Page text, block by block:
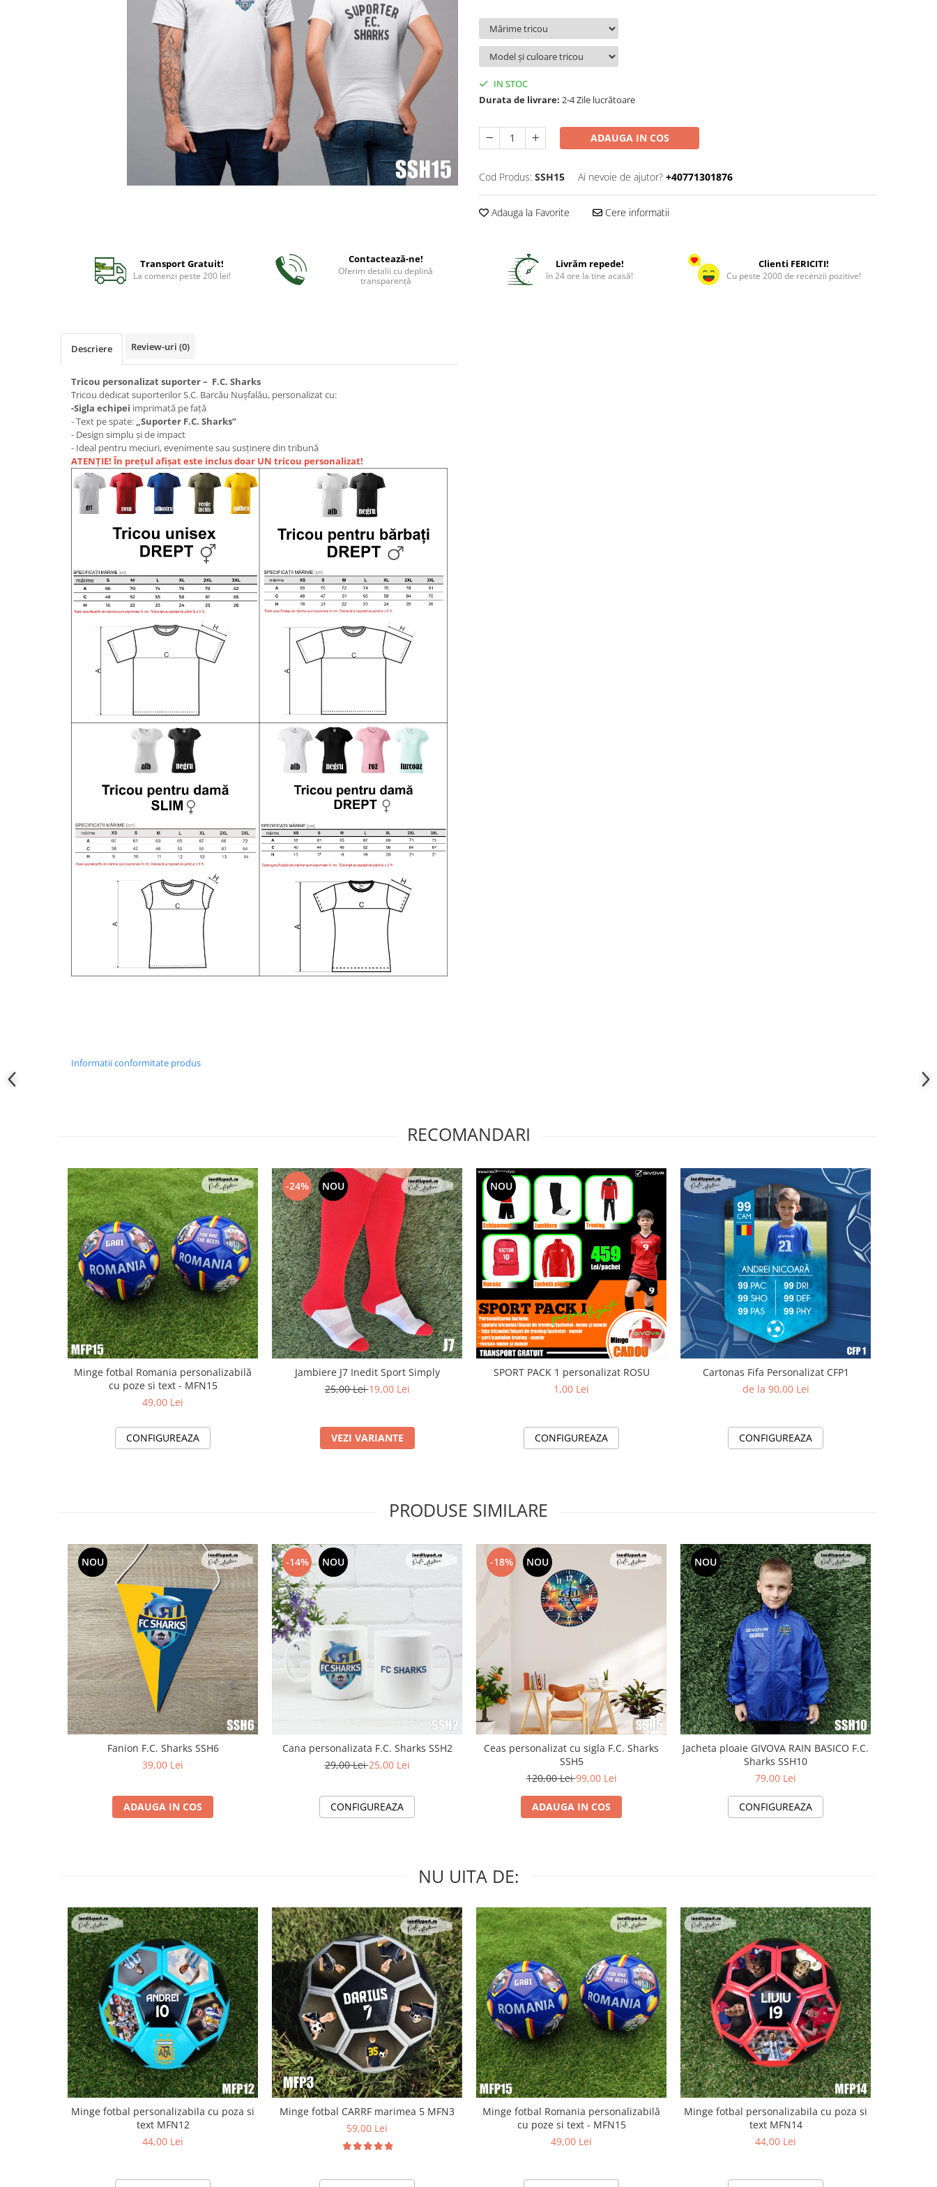
IN STOC
Durata de livrare: 2-4 Zile lucrătoare
ADAUGA IN COS
Cod Produs: SSH15 Ai nevoie de ajutor? +40771301876
Adauga la Favorite Cere informatii
Transport Gratuit!
La comenzi peste 200 lei!
Contactează-ne!
Oferim detalii cu deplină
transparență
Livrăm repede!
în 24 ore la tine acasă!
Clienti FERICITI!
Cu peste 2000 de recenzii pozitive!
Descriere Review-uri (0)
Tricou personalizat suporter – F.C. Sharks
Tricou dedicat suporterilor S.C. Barcău Nușfalău, personalizat cu:
-Sigla echipei imprimată pe față
- Text pe spate: „Suporter F.C. Sharks”
- Design simplu și de impact
- Ideal pentru meciuri, evenimente sau susținere din tribună
ATENȚIE! În prețul afișat este inclus doar UN tricou personalizat!
Informatii conformitate produs
RECOMANDARI
Minge fotbal Romania personalizabilă
cu poze si text - MFN15
49,00 Lei
CONFIGUREAZA
-24% NOU
Jambiere J7 Inedit Sport Simply
25,00 Lei19,00 Lei
VEZI VARIANTE
NOU
SPORT PACK 1 personalizat ROSU
1,00 Lei
CONFIGUREAZA
Cartonas Fifa Personalizat CFP1
de la 90,00 Lei
CONFIGUREAZA
PRODUSE SIMILARE
NOU
Fanion F.C. Sharks SSH6
39,00 Lei
ADAUGA IN COS
-14% NOU
Cana personalizata F.C. Sharks SSH2
29,00 Lei25,00 Lei
CONFIGUREAZA
-18% NOU
Ceas personalizat cu sigla F.C. Sharks
SSH5
120,00 Lei99,00 Lei
ADAUGA IN COS
NOU
Jacheta ploaie GIVOVA RAIN BASICO F.C.
Sharks SSH10
79,00 Lei
CONFIGUREAZA
NU UITA DE:
Minge fotbal personalizabila cu poza si
text MFN12
44,00 Lei
Minge fotbal CARRF marimea 5 MFN3
59,00 Lei
Minge fotbal Romania personalizabilă
cu poze si text - MFN15
49,00 Lei
Minge fotbal personalizabila cu poza si
text MFN14
44,00 Lei